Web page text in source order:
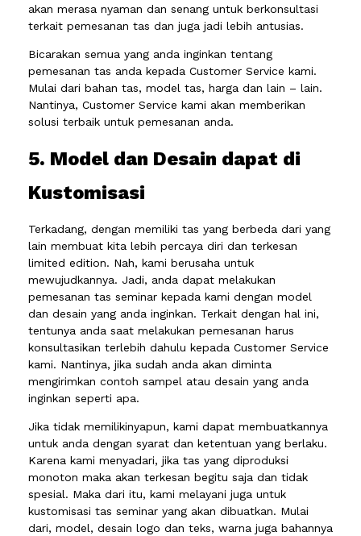
akan merasa nyaman dan senang untuk berkonsultasi
terkait pemesanan tas dan juga jadi lebih antusias.
Bicarakan semua yang anda inginkan tentang
pemesanan tas anda kepada Customer Service kami.
Mulai dari bahan tas, model tas, harga dan lain – lain.
Nantinya, Customer Service kami akan memberikan
solusi terbaik untuk pemesanan anda.
5. Model dan Desain dapat di
Kustomisasi
Terkadang, dengan memiliki tas yang berbeda dari yang
lain membuat kita lebih percaya diri dan terkesan
limited edition. Nah, kami berusaha untuk
mewujudkannya. Jadi, anda dapat melakukan
pemesanan tas seminar kepada kami dengan model
dan desain yang anda inginkan. Terkait dengan hal ini,
tentunya anda saat melakukan pemesanan harus
konsultasikan terlebih dahulu kepada Customer Service
kami. Nantinya, jika sudah anda akan diminta
mengirimkan contoh sampel atau desain yang anda
inginkan seperti apa.
Jika tidak memilikinyapun, kami dapat membuatkannya
untuk anda dengan syarat dan ketentuan yang berlaku.
Karena kami menyadari, jika tas yang diproduksi
monoton maka akan terkesan begitu saja dan tidak
spesial. Maka dari itu, kami melayani juga untuk
kustomisasi tas seminar yang akan dibuatkan. Mulai
dari, model, desain logo dan teks, warna juga bahannya